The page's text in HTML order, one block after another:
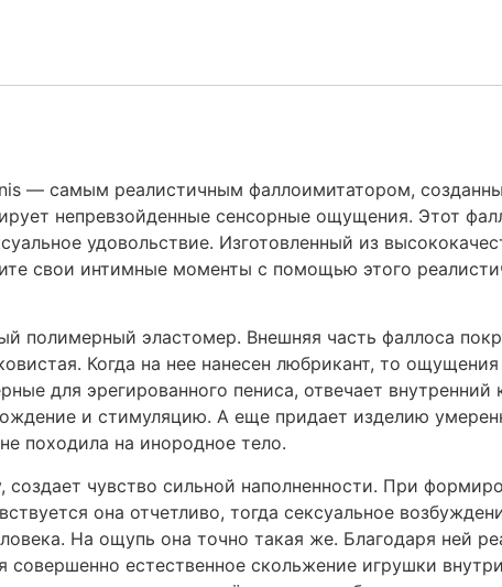
— самым реалистичным фаллоимитатором,
непревзойденные сенсорные ощущения. Этот
удовольствие. Изготовленный из
свои интимные моменты с помощью этого
полимерный эластомер. Внешняя часть фаллоса
Когда на нее нанесен любрикант, то
для эрегированного пениса, отвечает
и стимуляцию. А еще придает изделию
походила на инородное тело.
создает чувство сильной наполненности. При
она отчетливо, тогда сексуальное
На ощупь она точно такая же. Благодаря ней
совершенно естественное скольжение игрушки